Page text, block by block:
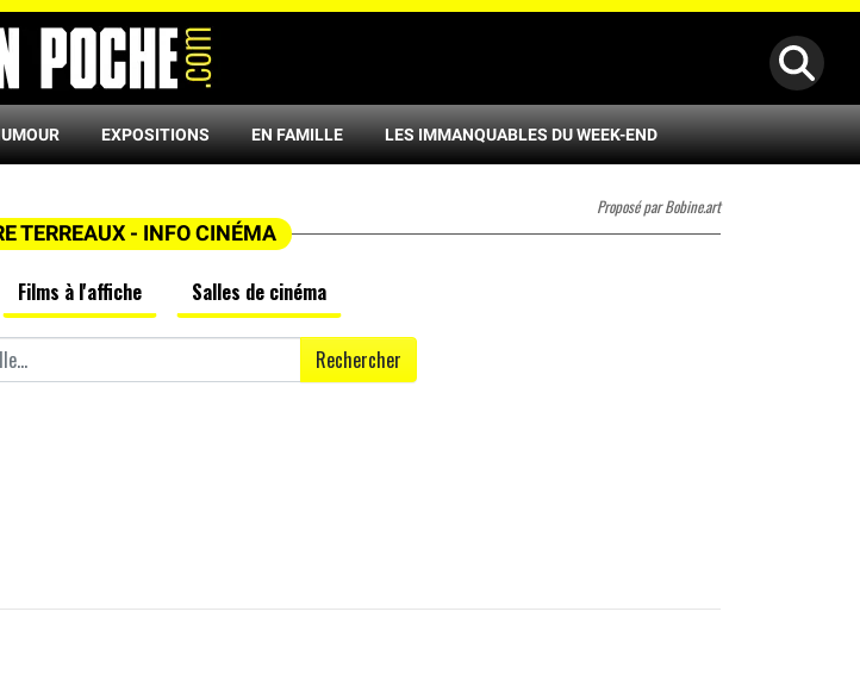
EXPOSITIONS EN FAMILLE LES IMMANQUABLES DU WEEK-END
Proposé par Bobine.art
TERREAUX - INFO CINÉMA
Films à l'affiche Salles de cinéma
Rechercher